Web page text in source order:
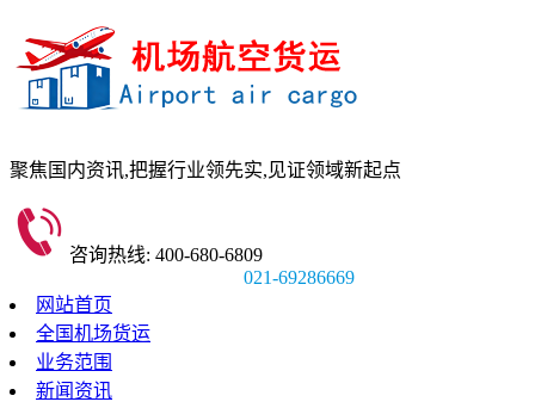
聚焦国内资讯,把握行业领先实,见证领域新起点
咨询热线: 400-680-6809
021-69286669
网站首页
全国机场货运
业务范围
新闻资讯